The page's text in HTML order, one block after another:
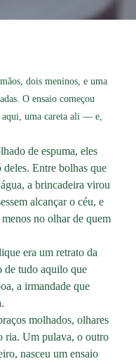
dois meninos, e uma
O ensaio começou
uma careta ali — e,
de espuma, eles
deles. Entre bolhas que
a brincadeira virou
alcançar o céu, e
no olhar de quem
era um retrato da
de tudo aquilo que
a irmandade que
molhados, olhares
ria. Um pulava, o outro
nasceu um ensaio